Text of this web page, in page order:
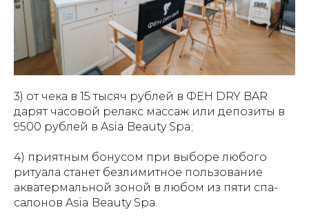
3) от чека в 15 тысяч рублей в ФЕН DRY BAR
дарят часовой релакс массаж или депозиты в
9500 рублей в Asia Beauty Spa;
4) приятным бонусом при выборе любого
ритуала станет безлимитное пользование
акватермальной зоной в любом из пяти спа-
салонов Asia Beauty Spa.